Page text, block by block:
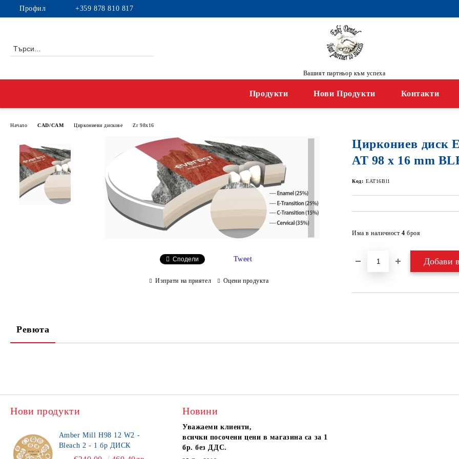
Профил +359 878 810 817
Вашият партньор към успеха
Продукти Нови Продукти Контакти
Начало CAD/CAM Циркониеви дискове Zr 98x16
Циркониев диск
AT 98 x 16 mm
Код: EAT16Bl1
Има в наличност 4 броя
Сподели Tweet
Изпрати на приятел Оцени продукта
Ревюта
Нови продукти
Amber Mill H98 12 W2 -
Bleach 2 - 1 бр ДИСК
Новини
Уважаеми клиенти,
всички посочени цени в магазина са за 1
бр. без ДДС.